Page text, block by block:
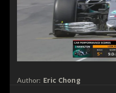
Author: Eric Chong